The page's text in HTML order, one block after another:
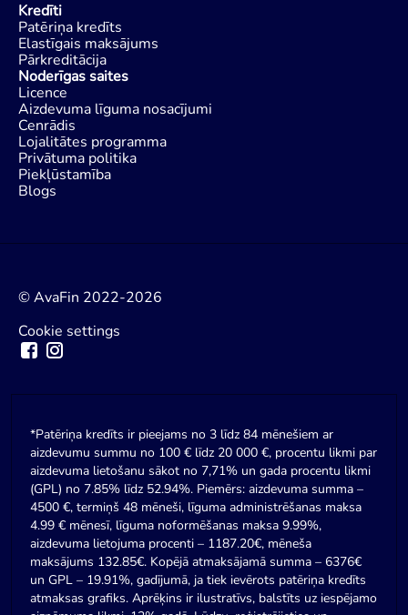
Kredīti
Patēriņa kredīts
Elastīgais maksājums
Pārkreditācija
Noderīgas saites
Licence
Aizdevuma līguma nosacījumi
Cenrādis
Lojalitātes programma
Privātuma politika
Piekļūstamība
Blogs
© AvaFin 2022-2026
Cookie settings
*Patēriņa kredīts ir pieejams no 3 līdz 84 mēnešiem ar
aizdevumu summu no 100 € līdz 20 000 €, procentu likmi par
aizdevuma lietošanu sākot no 7,71% un gada procentu likmi
(GPL) no 7.85% līdz 52.94%. Piemērs: aizdevuma summa –
4500 €, termiņš 48 mēneši, līguma administrēšanas maksa
4.99 € mēnesī, līguma noformēšanas maksa 9.99%,
aizdevuma lietojuma procenti – 1187.20€, mēneša
maksājums 132.85€. Kopējā atmaksājamā summa – 6376€
un GPL – 19.91%, gadījumā, ja tiek ievērots patēriņa kredīts
atmaksas grafiks. Aprēķins ir ilustratīvs, balstīts uz iespējamo